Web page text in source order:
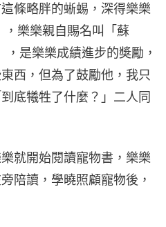
條略胖的蜥蜴，深得樂樂
樂樂親自賜名叫「蘇
是樂樂成績進步的奬勵，
西，但為了鼓勵他，我只
底犧牲了什麼？」二人同
就開始閱讀寵物書，樂樂
陪讀，學曉照顧寵物後，